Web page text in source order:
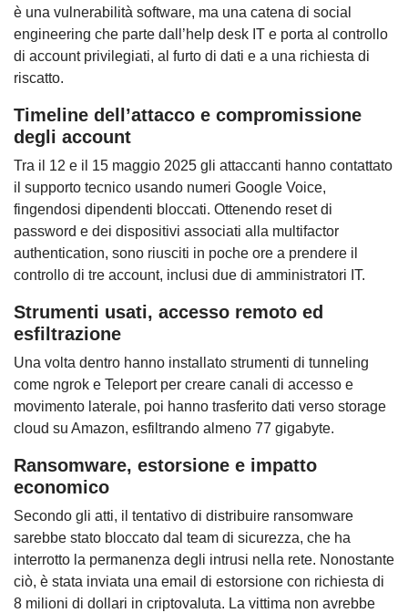
è una vulnerabilità software, ma una catena di social
engineering che parte dall’help desk IT e porta al controllo
di account privilegiati, al furto di dati e a una richiesta di
riscatto.
Timeline dell’attacco e compromissione
degli account
Tra il 12 e il 15 maggio 2025 gli attaccanti hanno contattato
il supporto tecnico usando numeri Google Voice,
fingendosi dipendenti bloccati. Ottenendo reset di
password e dei dispositivi associati alla multifactor
authentication, sono riusciti in poche ore a prendere il
controllo di tre account, inclusi due di amministratori IT.
Strumenti usati, accesso remoto ed
esfiltrazione
Una volta dentro hanno installato strumenti di tunneling
come ngrok e Teleport per creare canali di accesso e
movimento laterale, poi hanno trasferito dati verso storage
cloud su Amazon, esfiltrando almeno 77 gigabyte.
Ransomware, estorsione e impatto
economico
Secondo gli atti, il tentativo di distribuire ransomware
sarebbe stato bloccato dal team di sicurezza, che ha
interrotto la permanenza degli intrusi nella rete. Nonostante
ciò, è stata inviata una email di estorsione con richiesta di
8 milioni di dollari in criptovaluta. La vittima non avrebbe